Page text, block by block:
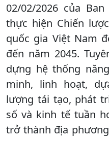
02/02/2026 của
thực hiện Chiến
quốc gia Việt Nam
đến năm 2045.
dựng hệ thống
minh, linh hoạt,
lượng tái tạo, phát
số và kinh tế tuần
trở thành địa